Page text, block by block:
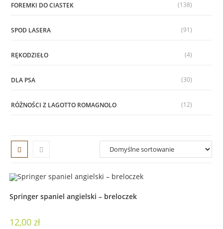
Springer spaniel angielski – breloczek
12,00 zł
FOREMKI DO CIASTEK (138)
SPOD LASERA (91)
RĘKODZIEŁO (4)
DLA PSA (30)
RÓŻNOŚCI Z LAGOTTO ROMAGNOLO (12)